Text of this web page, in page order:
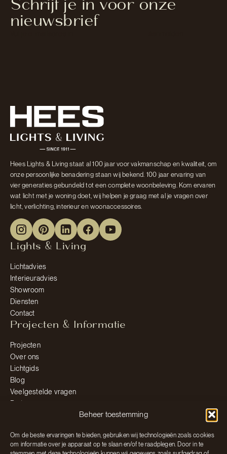
Beheer toestemming
Om de beste ervaringen te bieden, gebruiken wij technologieën zoals cookies
om informatie over je apparaat op te slaan en/of te raadplegen. Door in te
nieuwsbrief
Hees Lights & Living staat al 100 jaar voor vakmanschap en kwaliteit, om
onze persoonlijke benadering staan wij bekend. 100 jaar ervaring van
vier generaties gebundeld tot een complete woonbeleving. Kom ervaren
wat licht met je woning doet, wij helpen je graag met al je vragen over
licht, verlichting, interieur en woonaccessoires.
Lights & Living
Lichtadvies
Interieuradvies
Showroom
Diensten
Contact
Projecten & Informatie
Projecten
Over ons
Lichtgids
Blog
Veelgestelde vragen
Partners
Contact & Afspraak
Afspraak maken
Neem contact op